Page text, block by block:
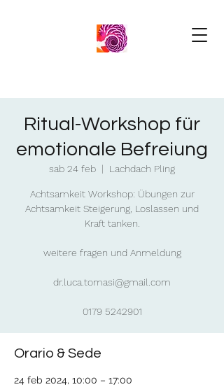
Ritual-Workshop für
emotionale Befreiung
sab 24 feb
  |
Lachdach Pling
Achtsamkeit Workshop: Übungen zur
Achtsamkeit Steigerung, Loslassen und
Kraft tanken.
weitere fragen und Anmeldung
dr.luca.tomasi@gmail.com
0179 5242901
Orario & Sede
24 feb 2024, 10:00 – 17:00